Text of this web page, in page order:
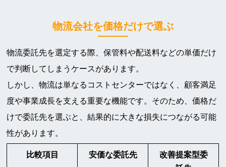
物流会社を価格だけで選ぶ
物流委託先を選定する際、保管料や配送料などの単価だけ
で判断してしまうケースがあります。
しかし、物流は単なるコストセンターではなく、顧客満足
度や事業成長を支える重要な機能です。そのため、価格だ
けで委託先を選ぶと、結果的に大きな損失につながる可能
性があります。
比較項目 安価な委託先
改善提案型委